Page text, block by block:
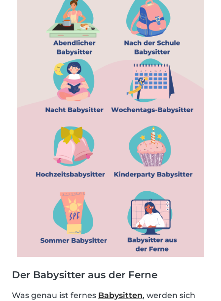
Der Babysitter aus der Ferne
Was genau ist fernes Babysitten, werden sich